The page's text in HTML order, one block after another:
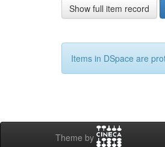
Show full item record
Items in DSpace are
Theme by